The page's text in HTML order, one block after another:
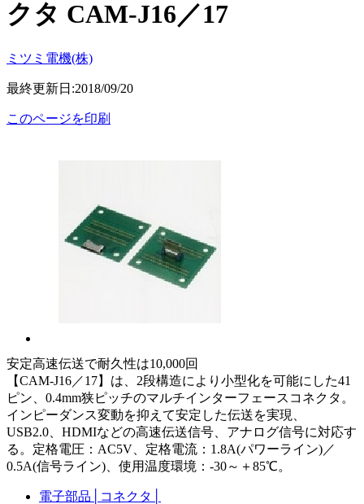
クタ CAM-J16／17
ミツミ電機(株)
最終更新日:2018/09/20
このページを印刷
安定高速伝送で耐久性は10,000回
【CAM-J16／17】は、2段構造により小型化を可能にした41
ピン、0.4mm狭ピッチのマルチインターフェースコネクタ。
インピーダンス変動を抑えて安定した伝送を実現、
USB2.0、HDMIなどの高速伝送信号、アナログ信号に対応す
る。定格電圧：AC5V、定格電流：1.8A(パワーライン)／
0.5A(信号ライン)、使用温度環境：-30～＋85℃。
電子部品 コネクタ